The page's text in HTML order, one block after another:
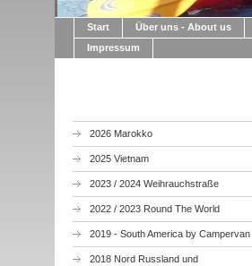
Start Über uns - About us
Impressum
2026 Marokko
2025 Vietnam
2023 / 2024 Weihrauchstraße
2022 / 2023 Round The World
2019 - South America by Campervan
2018 Nord Russland und